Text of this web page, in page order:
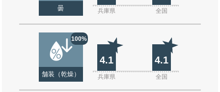
曇 兵庫県 全国
100%
舗装（乾燥）
4.1 4.1
兵庫県 全国